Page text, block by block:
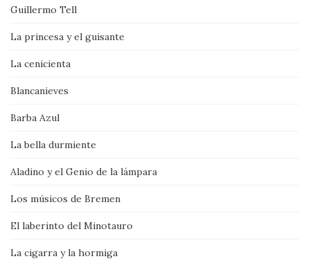
Guillermo Tell
La princesa y el guisante
La cenicienta
Blancanieves
Barba Azul
La bella durmiente
Aladino y el Genio de la lámpara
Los músicos de Bremen
El laberinto del Minotauro
La cigarra y la hormiga